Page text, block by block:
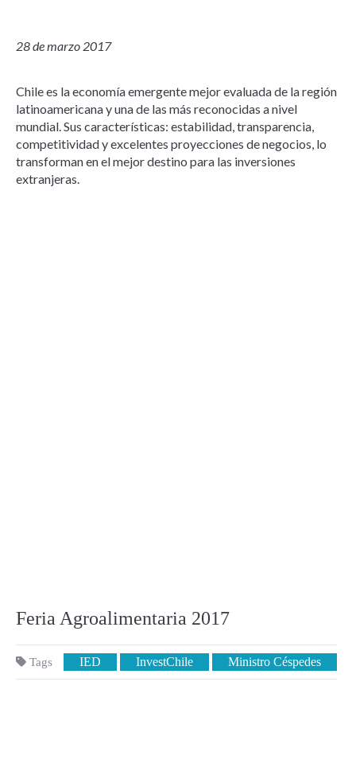
28 de marzo 2017
Chile es la economía emergente mejor evaluada de la región
latinoamericana y una de las más reconocidas a nivel
mundial. Sus características: estabilidad, transparencia,
competitividad y excelentes proyecciones de negocios, lo
transforman en el mejor destino para las inversiones
extranjeras.
Feria Agroalimentaria 2017
Tags IED InvestChile Ministro Céspedes